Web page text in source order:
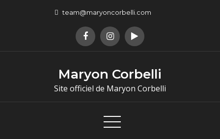
team@maryoncorbelli.com
Maryon Corbelli
Site officiel de Maryon Corbelli